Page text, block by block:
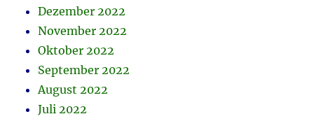
Dezember 2022
November 2022
Oktober 2022
September 2022
August 2022
Juli 2022